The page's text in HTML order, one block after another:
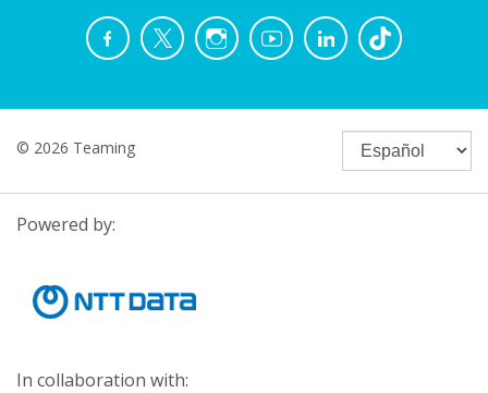
© 2026 Teaming
Powered by:
In collaboration with: